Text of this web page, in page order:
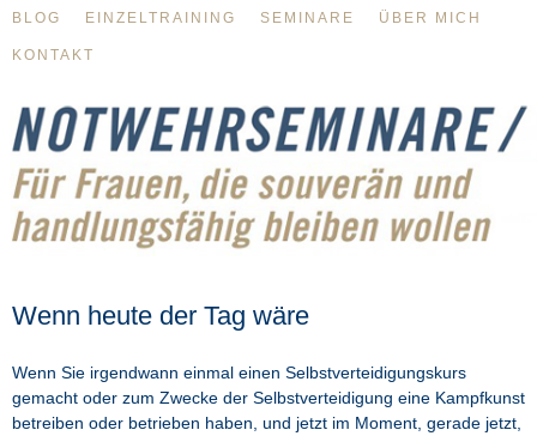
BLOG EINZELTRAINING SEMINARE ÜBER MICH
KONTAKT
Wenn heute der Tag wäre
Wenn Sie irgendwann einmal einen Selbstverteidigungskurs
gemacht oder zum Zwecke der Selbstverteidigung eine Kampfkunst
betreiben oder betrieben haben, und jetzt im Moment, gerade jetzt,